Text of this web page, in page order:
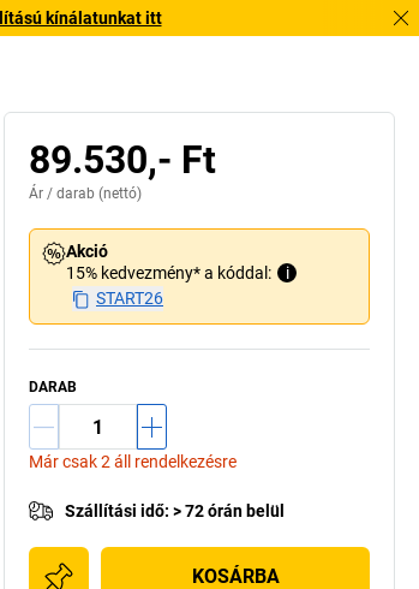
kínálatunkat itt
89.530,- Ft
Ár / darab (nettó)
Akció
15% kedvezmény* a kóddal:
i
START26
DARAB
Már csak 2 áll rendelkezésre
Szállítási idő: > 72 órán belül
KOSÁRBA